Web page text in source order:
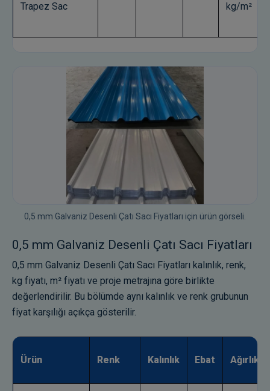
Trapez Sac kg/m²
0,5 mm Galvaniz Desenli Çatı Sacı Fiyatları için ürün görseli.
0,5 mm Galvaniz Desenli Çatı Sacı Fiyatları
0,5 mm Galvaniz Desenli Çatı Sacı Fiyatları kalınlık, renk,
kg fiyatı, m² fiyatı ve proje metrajına göre birlikte
değerlendirilir. Bu bölümde aynı kalınlık ve renk grubunun
fiyat karşılığı açıkça gösterilir.
Ürün Renk Kalınlık Ebat Ağırlık